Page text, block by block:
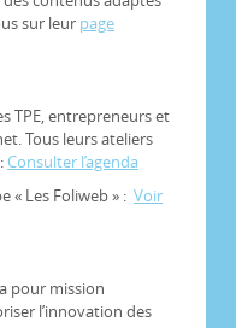
sur leur page
TPE, entrepreneurs et
Tous leurs ateliers
Consulter l’agenda
« Les Foliweb » : Voir
pour mission
l’innovation des